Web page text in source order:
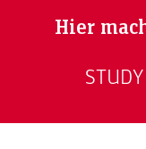
Hier